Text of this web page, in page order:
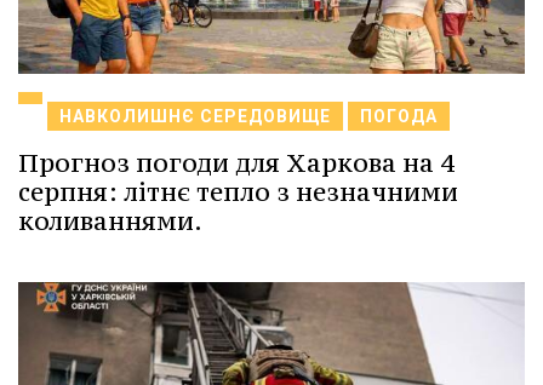
НАВКОЛИШНЄ СЕРЕДОВИЩЕ ПОГОДА
Прогноз погоди для Харкова на 4
серпня: літнє тепло з незначними
коливаннями.